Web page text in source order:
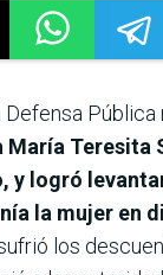
Pública
Teresita
y logró
la mujer en
los